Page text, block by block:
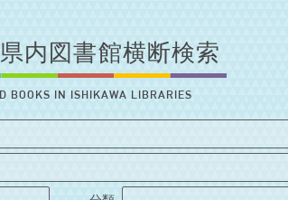
内図書館横断検索
BOOKS IN ISHIKAWA LIBRARIES